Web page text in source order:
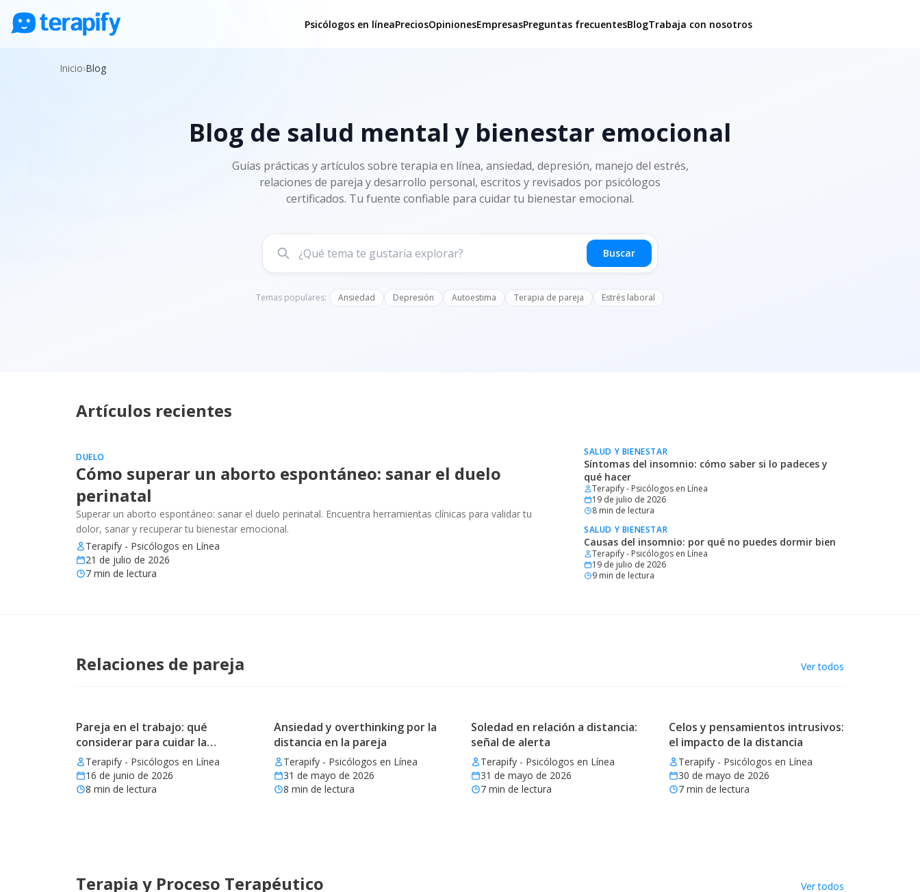
Psicólogos en líneaPreciosOpinionesEmpresasPreguntas frecuentesBlogTrabaja con nosotros
Inicio›Blog
Blog de salud mental y bienestar emocional
Guías prácticas y artículos sobre terapia en línea, ansiedad, depresión, manejo del estrés,
relaciones de pareja y desarrollo personal, escritos y revisados por psicólogos
certificados. Tu fuente confiable para cuidar tu bienestar emocional.
Buscar
Temas populares: Ansiedad Depresión Autoestima Terapia de pareja Estrés laboral
Artículos recientes
DUELO
Cómo superar un aborto espontáneo: sanar el duelo
perinatal
Superar un aborto espontáneo: sanar el duelo perinatal. Encuentra herramientas clínicas para validar tu
dolor, sanar y recuperar tu bienestar emocional.
Terapify - Psicólogos en Línea
21 de julio de 2026
7 min de lectura
SALUD Y BIENESTAR
Síntomas del insomnio: cómo saber si lo padeces y
qué hacer
Terapify - Psicólogos en Línea
19 de julio de 2026
8 min de lectura
SALUD Y BIENESTAR
Causas del insomnio: por qué no puedes dormir bien
Terapify - Psicólogos en Línea
19 de julio de 2026
9 min de lectura
Relaciones de pareja Ver todos
Pareja en el trabajo: qué
considerar para cuidar la
relación
Terapify - Psicólogos en Línea
16 de junio de 2026
8 min de lectura
Ansiedad y overthinking por la
distancia en la pareja
Terapify - Psicólogos en Línea
31 de mayo de 2026
8 min de lectura
Soledad en relación a distancia:
señal de alerta
Terapify - Psicólogos en Línea
31 de mayo de 2026
7 min de lectura
Celos y pensamientos intrusivos:
el impacto de la distancia
Terapify - Psicólogos en Línea
30 de mayo de 2026
7min de lectura
Terapia y Proceso Terapéutico Ver todos